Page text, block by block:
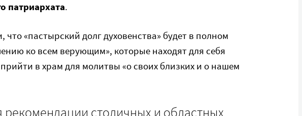
патриархата.
что «пастырский долг духовенства» будет в полном
ко всем верующим», которые находят для себя
в храм для молитвы «о своих близких и о нашем
рекомендации столичных и областных